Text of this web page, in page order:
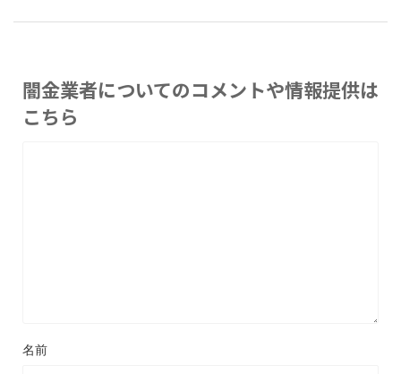
闇金業者についてのコメントや情報提供は
こちら
名前